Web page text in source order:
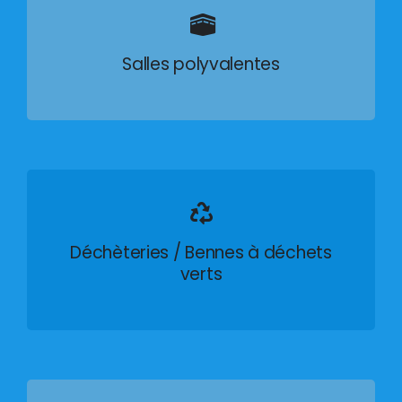
Salles polyvalentes
Déchèteries / Bennes à déchets
verts